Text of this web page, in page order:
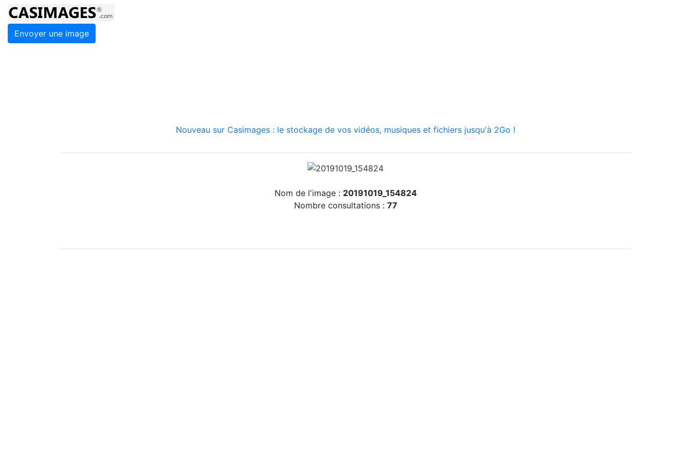
Envoyer une image
Nouveau sur Casimages : le stockage de vos vidéos, musiques et fichiers jusqu'à 2Go !
Nom de l'image : 20191019_154824
Nombre consultations : 77